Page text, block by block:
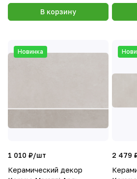
В корзину
Новинка
1 010 ₽/шт
Керамический декор
2 479